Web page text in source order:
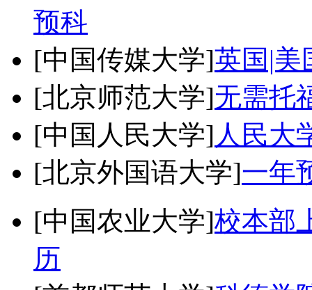
预科
[中国传媒大学]英国|美
[北京师范大学]无需托
[中国人民大学] 人民大
[北京外国语大学]一年
[中国农业大学]校本部
历